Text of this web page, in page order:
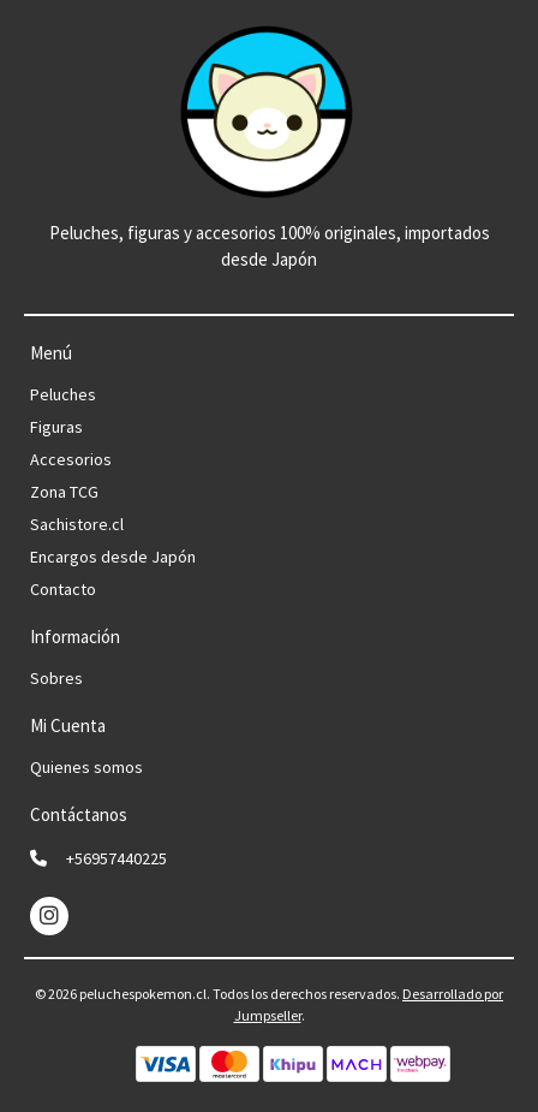
Peluches, figuras y accesorios 100% originales, importados
desde Japón
Menú
Peluches
Figuras
Accesorios
Zona TCG
Sachistore.cl
Encargos desde Japón
Contacto
Información
Sobres
Mi Cuenta
Quienes somos
Contáctanos
+56957440225
© 2026 peluchespokemon.cl. Todos los derechos reservados. Desarrollado por
Jumpseller.